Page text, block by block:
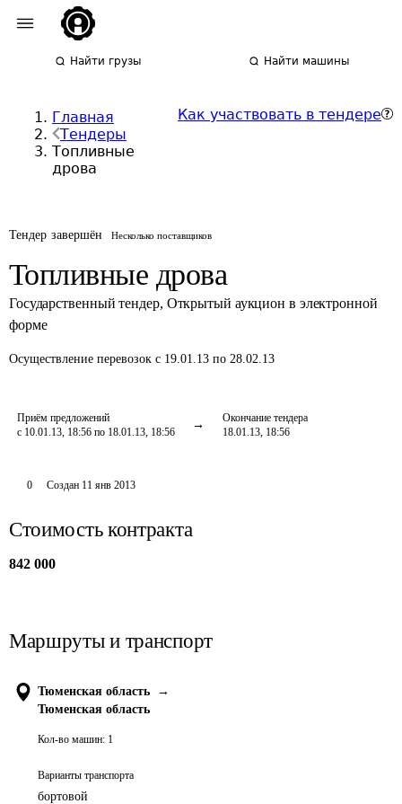
Найти грузы Найти машины
Главная
Тендеры
Топливные
дрова
Как участвовать в тендере
Тендер завершён Несколько поставщиков
Топливные дрова
Государственный тендер, Открытый аукцион в электронной
форме
Осуществление перевозок с 19.01.13 по 28.02.13
Приём предложений
с 10.01.13, 18:56 по 18.01.13, 18:56
Окончание тендера
18.01.13, 18:56
0 Создан 11 янв 2013
Стоимость контракта
842 000
Маршруты и транспорт
Тюменская область
→
Тюменская область
Кол-во машин: 1
Варианты транспорта
бортовой